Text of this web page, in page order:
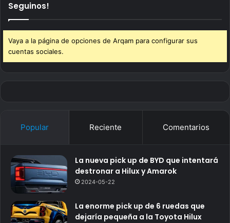
Seguinos!
Vaya a la página de opciones de Arqam para configurar sus
cuentas sociales.
Popular Reciente Comentarios
La nueva pick up de BYD que intentará
destronar a Hilux y Amarok
2024-05-22
La enorme pick up de 6 ruedas que
dejaría pequeña a la Toyota Hilux